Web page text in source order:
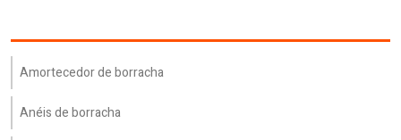
Amortecedor de borracha
Anéis de borracha